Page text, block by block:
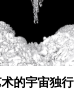
的宇宙独行